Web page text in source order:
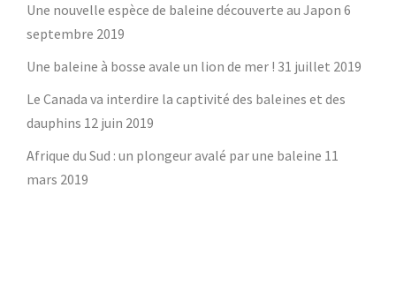
Une nouvelle espèce de baleine découverte au Japon 6
septembre 2019
Une baleine à bosse avale un lion de mer ! 31 juillet 2019
Le Canada va interdire la captivité des baleines et des
dauphins 12 juin 2019
Afrique du Sud : un plongeur avalé par une baleine 11
mars 2019